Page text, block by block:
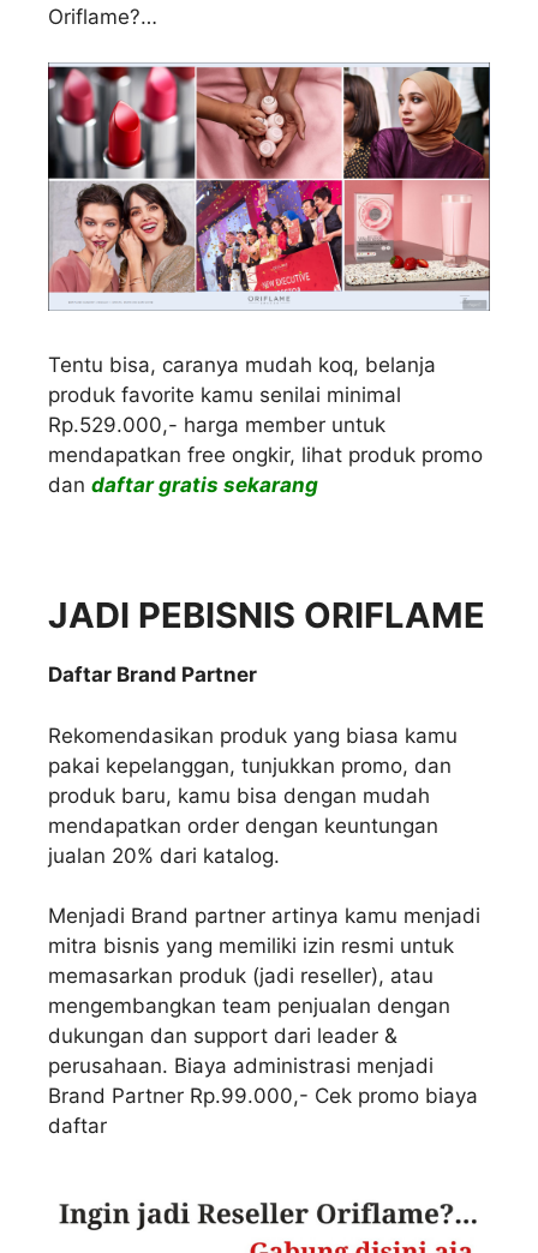
Oriflame?…
Tentu bisa, caranya mudah koq, belanja
produk favorite kamu senilai minimal
Rp.529.000,- harga member untuk
mendapatkan free ongkir, lihat produk promo
dan daftar gratis sekarang
JADI PEBISNIS ORIFLAME
Daftar Brand Partner
Rekomendasikan produk yang biasa kamu
pakai kepelanggan, tunjukkan promo, dan
produk baru, kamu bisa dengan mudah
mendapatkan order dengan keuntungan
jualan 20% dari katalog.
Menjadi Brand partner artinya kamu menjadi
mitra bisnis yang memiliki izin resmi untuk
memasarkan produk (jadi reseller), atau
mengembangkan team penjualan dengan
dukungan dan support dari leader &
perusahaan. Biaya administrasi menjadi
Brand Partner Rp.99.000,- Cek promo biaya
daftar